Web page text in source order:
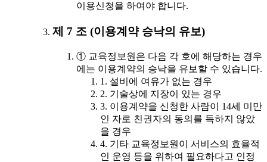
이용신청을 하여야 합니다.
제 7 조 (이용계약 승낙의 유보)
① 교육정보원은 다음 각 호에 해당하는 경우
에는 이용계약의 승낙을 유보할 수 있습니다.
1. 설비에 여유가 없는 경우
2. 기술상에 지장이 있는 경우
3. 이용계약을 신청한 사람이 14세 미만
인 자로 친권자의 동의를 득하지 않았
을 경우
4. 기타 교육정보원이 서비스의 효율적
인 운영 등을 위하여 필요하다고 인정